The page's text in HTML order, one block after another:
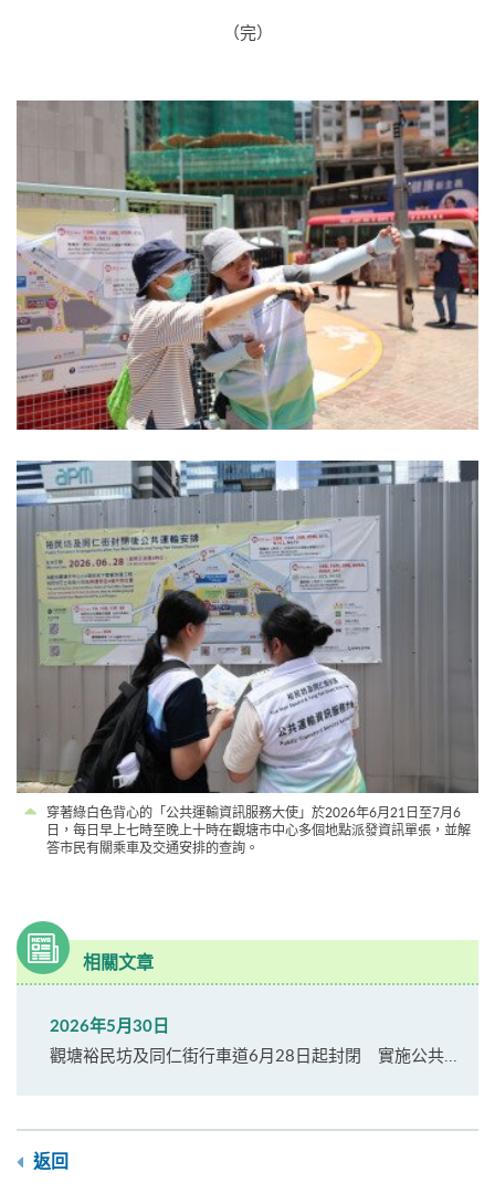
穿著綠白色背心的「公共運輸資訊服務大使」於2026年6月21日至7月6
日，每日早上七時至晚上十時在觀塘市中心多個地點派發資訊單張，並解
答市民有關乘車及交通安排的查詢。
（完）
相關文章
2026年5月30日
觀塘裕民坊及同仁街行車道6月28日起封閉 實施公共...
返回